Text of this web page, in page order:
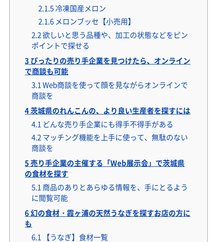
2.1.5冷凍国産メロン
2.1.6 メロンブッセ【小売用】
2.2欲しいと思う品種や、加工の状態などをピン
ポイントで探せる
3 ぴったりの売り手企業を見つけたら、オンライン
で商談も可能
3.1 Web商談を使って顔を見ながらオンラインで
商談を
4茨城県のれんこんの、より良い生産者を探すには
4.1 どんな売り手企業にも得手不得手がある
4.2 マッチング機能を上手に使って、無駄のない
商談を
5売り手企業の主催する「Web展示会」で茨城県
の食材を探す
5.1 商品のありとあらゆる情報を、手にとるよう
に閲覧可能
6幻の食材・霞ヶ浦の天然うなぎを探すお店の方に
も
6.1
【うなぎ】食材一覧